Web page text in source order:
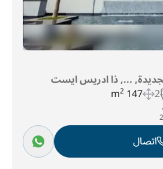
..., ذا ادريس ايست
2
147 m
2
اتصال